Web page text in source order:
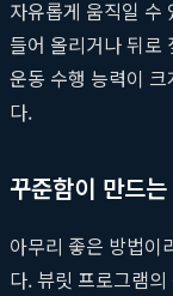
자유롭게 움직일 수
들어 올리거나 뒤로
운동 수행 능력이
다.
꾸준함이 만드
아무리 좋은 방법이
다. 뷰릿 프로그램